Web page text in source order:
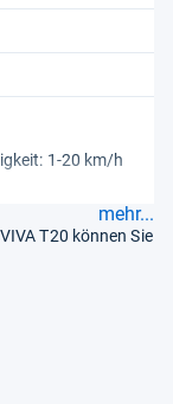
1-20 km/h
mehr...
T20 können Sie